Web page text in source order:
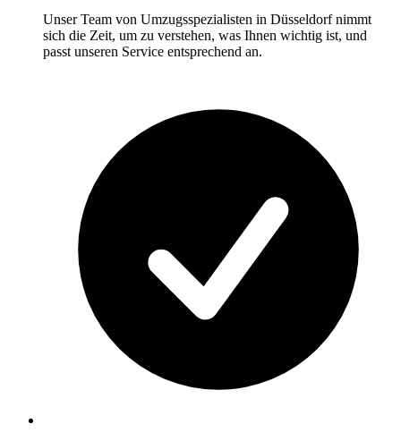
Unser Team von Umzugsspezialisten in Düsseldorf nimmt
sich die Zeit, um zu verstehen, was Ihnen wichtig ist, und
passt unseren Service entsprechend an.